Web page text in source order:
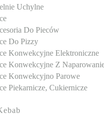
Uchylne
Do Pieców
Do Pizzy
Konwekcyjne Elektroniczne
Konwekcyjne Z
Konwekcyjno Parowe
Piekarnicze, Cukiernicze